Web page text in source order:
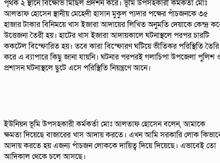
পৃথক ২ স্থানে বিক্ষোভ মিছিল প্রদর্শন করে। ভূমি উপসহকারী কর্মকর্তা মোঃ
আলতাফ হোসেন স্থানীয় মেহেদী হাসান মুকুল প্যদার পক্ষের পাঁচজনকে ৩৫
হাজার টাকার বিনিময়ে খাস ইজারা আদায়ের লিখিত অনুমতি দেয়াকে কেন্দ্র
উত্তেজনা তৈরী হয়। হাটের খাস ইজারা আদায়কালে ঘটনাস্থলে পরপর চারটি
ককটেল বিস্ফোরিত হয়। তবে কারা বিস্ফোরণ ঘটিয়ে ভীতিকর পরিস্থিতি তৈরি
করে এ ব্যাপারে কিছু জানা যায়নি। ঘটনার পরপরই গলাচিপা উপজেলা পুলিশ
প্রশাসন ঘটনাস্থলে ছুটে এসে পরিস্থিতি নিয়ন্ত্রণে আনে।
ইউনিয়ন ভূমি উপসহকারী কর্মকর্তা মোঃ আলতাফ হোসেন বলেন, আমাকে
ক্ষমতা দিয়েছে বাজারের খাস আদায় করতে। এখন আমি সরকারি লোক
আদায় করতে হয় এজন্য পাঁচজন লোককে দায়িত্ব দিয়ে দিয়েছে। এভাবেই তো
আদিকাল থেকে চলে আসছে।